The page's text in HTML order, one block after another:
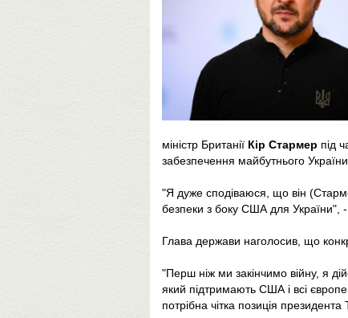
міністр Британії Кір Стармер під
забезпечення майбутнього України.
"Я дуже сподіваюся, що він
безпеки з боку США для України", -
Глава держави наголосив, що
"Перш ніж ми закінчимо війну, я
який підтримають США і всі
потрібна чітка позиція